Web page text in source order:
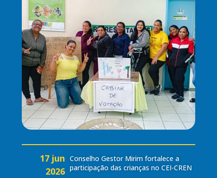
Conselho Gestor Mirim fortalece a
participação das crianças no CEI-CREN
17 jun
2026